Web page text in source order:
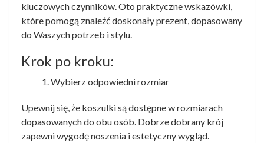
kluczowych czynników. Oto praktyczne wskazówki,
które pomogą znaleźć doskonały prezent, dopasowany
do Waszych potrzeb i stylu.
Krok po kroku:
Wybierz odpowiedni rozmiar
Upewnij się, że koszulki są dostępne w rozmiarach
dopasowanych do obu osób. Dobrze dobrany krój
zapewni wygodę noszenia i estetyczny wygląd.